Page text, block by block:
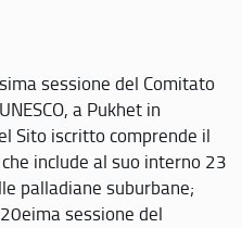
sessione del Comitato
a Pukhet in
Sito iscritto comprende il
include al suo interno 23
palladiane suburbane;
sessione del